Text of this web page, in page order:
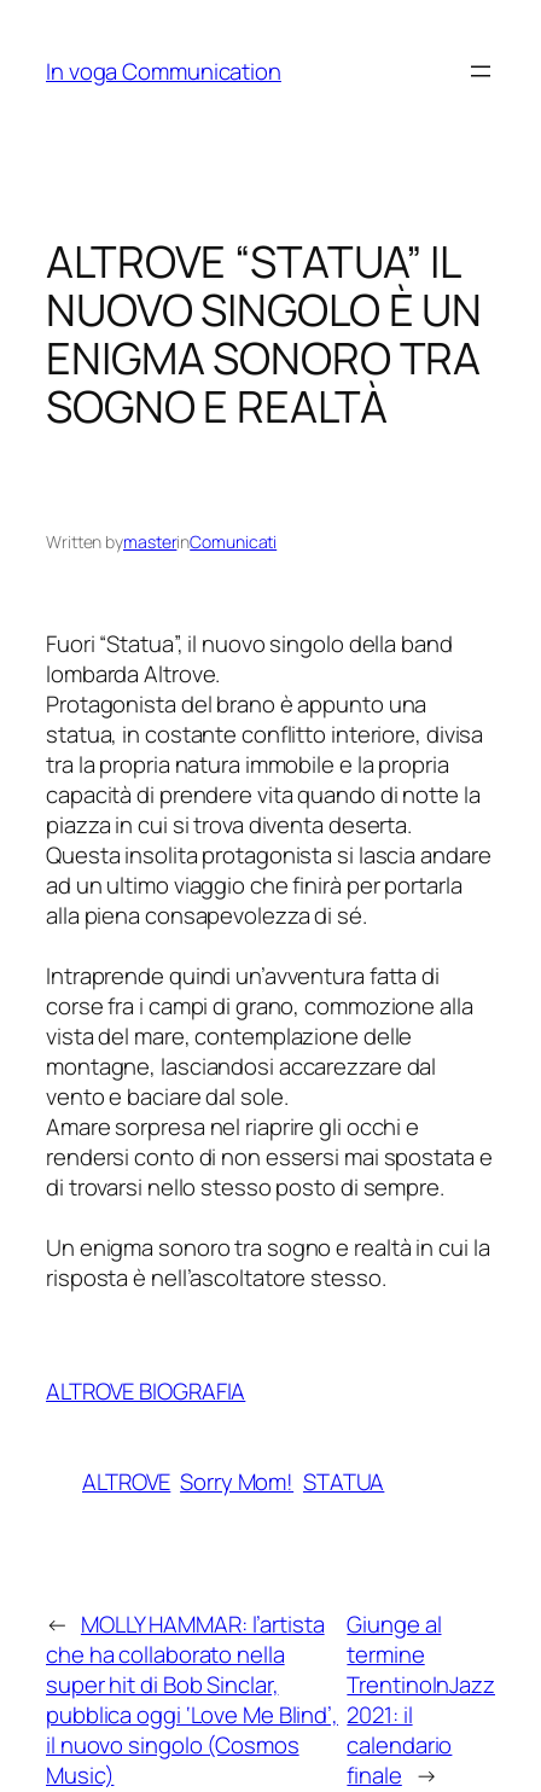
content
In voga Communication
ALTROVE “STATUA” IL
NUOVO SINGOLO È UN
ENIGMA SONORO TRA
SOGNO E REALTÀ
Written bymasterinComunicati
Fuori “Statua”, il nuovo singolo della band
lombarda Altrove.
Protagonista del brano è appunto una
statua, in costante conflitto interiore, divisa
tra la propria natura immobile e la propria
capacità di prendere vita quando di notte la
piazza in cui si trova diventa deserta.
Questa insolita protagonista si lascia andare
ad un ultimo viaggio che finirà per portarla
alla piena consapevolezza di sé.
Intraprende quindi un’avventura fatta di
corse fra i campi di grano, commozione alla
vista del mare, contemplazione delle
montagne, lasciandosi accarezzare dal
vento e baciare dal sole.
Amare sorpresa nel riaprire gli occhi e
rendersi conto di non essersi mai spostata e
di trovarsi nello stesso posto di sempre.
Un enigma sonoro tra sogno e realtà in cui la
risposta è nell’ascoltatore stesso.
ALTROVE BIOGRAFIA
ALTROVE Sorry Mom! STATUA
← MOLLY HAMMAR: l’artista
che ha collaborato nella
super hit di Bob Sinclar,
pubblica oggi ‘Love Me Blind’,
il nuovo singolo (Cosmos
Music)
Giunge al
termine
TrentinoInJazz
2021: il
calendario
finale →